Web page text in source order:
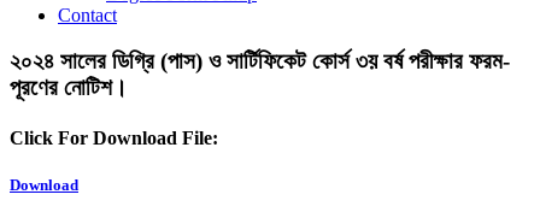
Contact
২০২৪ সালের ডিগ্রি (পাস) ও সার্টিফিকেট কোর্স ৩য় বর্ষ পরীক্ষার ফরম-
পূরণের নোটিশ।
Click For Download File:
Download